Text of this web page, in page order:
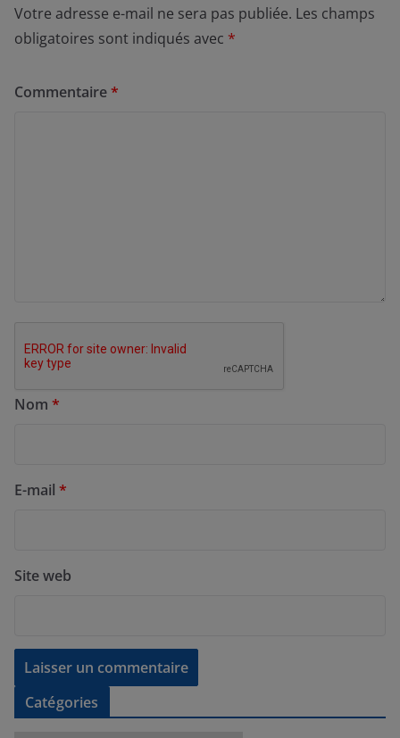
Votre adresse e-mail ne sera pas publiée. Les champs
obligatoires sont indiqués avec *
Commentaire*
Nom *
E-mail *
Site web
Catégories